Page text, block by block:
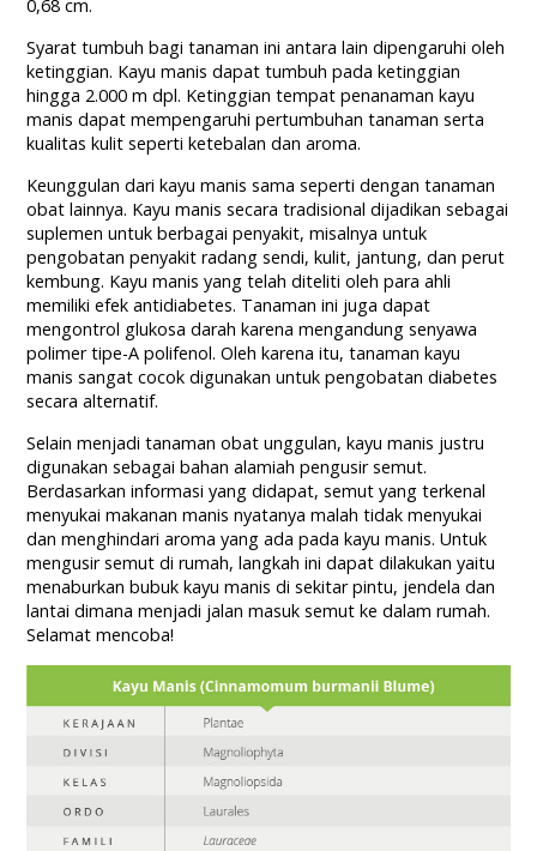
0,68 cm.
Syarat tumbuh bagi tanaman ini antara lain dipengaruhi oleh
ketinggian. Kayu manis dapat tumbuh pada ketinggian
hingga 2.000 m dpl. Ketinggian tempat penanaman kayu
manis dapat mempengaruhi pertumbuhan tanaman serta
kualitas kulit seperti ketebalan dan aroma.
Keunggulan dari kayu manis sama seperti dengan tanaman
obat lainnya. Kayu manis secara tradisional dijadikan sebagai
suplemen untuk berbagai penyakit, misalnya untuk
pengobatan penyakit radang sendi, kulit, jantung, dan perut
kembung. Kayu manis yang telah diteliti oleh para ahli
memiliki efek antidiabetes. Tanaman ini juga dapat
mengontrol glukosa darah karena mengandung senyawa
polimer tipe-A polifenol. Oleh karena itu, tanaman kayu
manis sangat cocok digunakan untuk pengobatan diabetes
secara alternatif.
Selain menjadi tanaman obat unggulan, kayu manis justru
digunakan sebagai bahan alamiah pengusir semut.
Berdasarkan informasi yang didapat, semut yang terkenal
menyukai makanan manis nyatanya malah tidak menyukai
dan menghindari aroma yang ada pada kayu manis. Untuk
mengusir semut di rumah, langkah ini dapat dilakukan yaitu
menaburkan bubuk kayu manis di sekitar pintu, jendela dan
lantai dimana menjadi jalan masuk semut ke dalam rumah.
Selamat mencoba!